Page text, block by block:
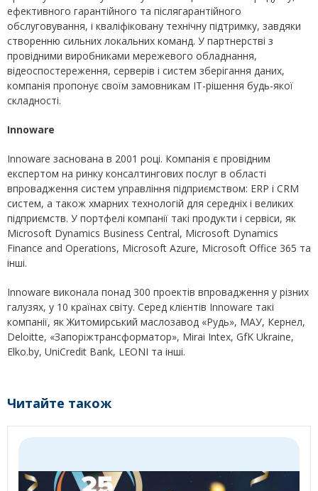
ефективного гарантійного та післягарантійного
обслуговування, і кваліфіковану технічну підтримку, завдяки
створенню сильних локальних команд. У партнерстві з
провідними виробниками мережевого обладнання,
відеоспостереження, серверів і систем зберігання даних,
компанія пропонує своїм замовникам ІТ-рішення будь-якої
складності.
Innoware
Innoware заснована в 2001 році. Компанія є провідним
експертом на ринку консалтингових послуг в області
впровадження систем управління підприємством: ERP і CRM
систем, а також хмарних технологій для середніх і великих
підприємств. У портфелі компанії такі продукти і сервіси, як
Microsoft Dynamics Business Central, Microsoft Dynamics
Finance and Operations, Microsoft Azure, Microsoft Office 365 та
інші.
Innoware виконала понад 300 проектів впровадження у різних
галузях, у 10 країнах світу. Серед клієнтів Innoware такі
компанії, як Житомирський маслозавод «Рудь», МАУ, Кернел,
Deloitte, «Запоріжтрансформатор», Mirai Intex, GfK Ukraine,
Elko.by, UniCredit Bank, LEONI та інші.
Читайте також